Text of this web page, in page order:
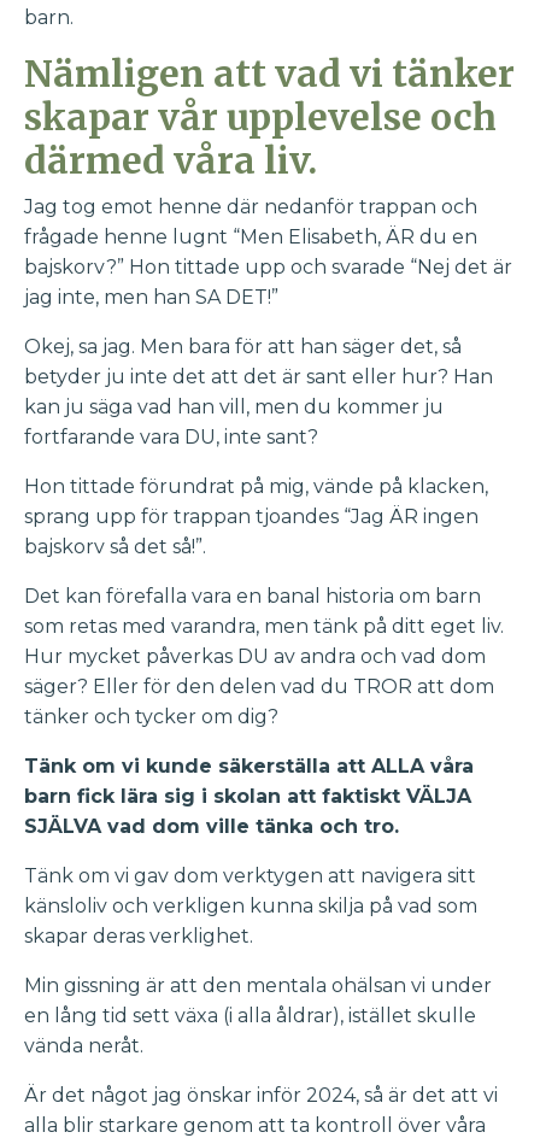
barn.
Nämligen att vad vi tänker
skapar vår upplevelse och
därmed våra liv.
Jag tog emot henne där nedanför trappan och
frågade henne lugnt “Men Elisabeth, ÄR du en
bajskorv?” Hon tittade upp och svarade “Nej det är
jag inte, men han SA DET!”
Okej, sa jag. Men bara för att han säger det, så
betyder ju inte det att det är sant eller hur? Han
kan ju säga vad han vill, men du kommer ju
fortfarande vara DU, inte sant?
Hon tittade förundrat på mig, vände på klacken,
sprang upp för trappan tjoandes “Jag ÄR ingen
bajskorv så det så!”.
Det kan förefalla vara en banal historia om barn
som retas med varandra, men tänk på ditt eget liv.
Hur mycket påverkas DU av andra och vad dom
säger? Eller för den delen vad du TROR att dom
tänker och tycker om dig?
Tänk om vi kunde säkerställa att ALLA våra
barn fick lära sig i skolan att faktiskt VÄLJA
SJÄLVA vad dom ville tänka och tro.
Tänk om vi gav dom verktygen att navigera sitt
känsloliv och verkligen kunna skilja på vad som
skapar deras verklighet.
Min gissning är att den mentala ohälsan vi under
en lång tid sett växa (i alla åldrar), istället skulle
vända neråt.
Är det något jag önskar inför 2024, så är det att vi
alla blir starkare genom att ta kontroll över våra